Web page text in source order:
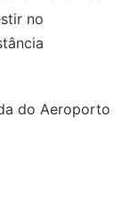
no
do Aeroporto